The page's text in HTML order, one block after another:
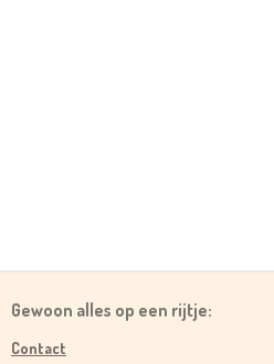
Gewoon alles op een rijtje:
Contact